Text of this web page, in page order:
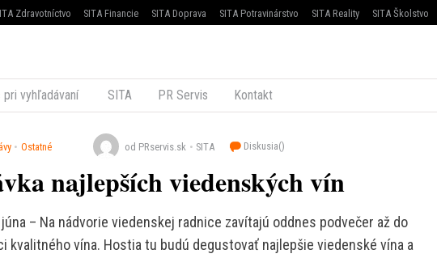
Zdravotníctvo SITA Financie SITA Doprava SITA Potravinárstvo SITA Reality SITA Školstvo
vyhľadávaní SITA PR Servis Kontakt
Ostatné od PRservis.sk SITA Diskusia()
najlepších viedenských vín
júna – Na nádvorie viedenskej radnice zavítajú oddnes podvečer až do
kvalitného vína. Hostia tu budú degustovať najlepšie viedenské vína a